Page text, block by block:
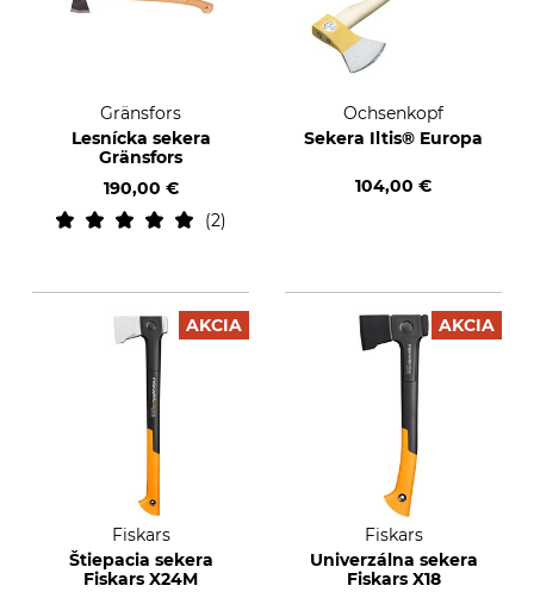
Gränsfors
Lesnícka sekera
Gränsfors
190,00 €
2
Ochsenkopf
Sekera Iltis® Europa
104,00 €
AKCIA
Fiskars
Štiepacia sekera
Fiskars X24M
AKCIA
Fiskars
Univerzálna sekera
Fiskars X18